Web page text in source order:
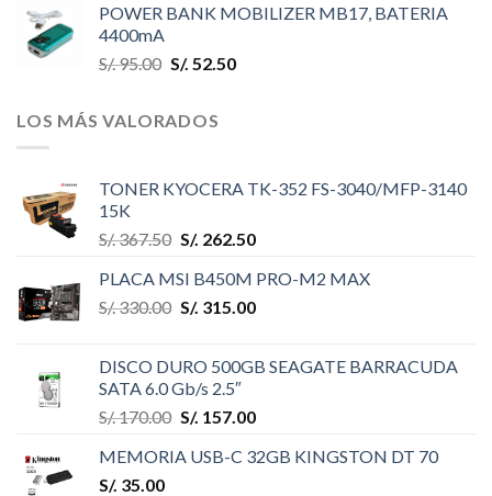
POWER BANK MOBILIZER MB17, BATERIA
4400mA
S/.95.00 S/. 52.50
LOS MÁS VALORADOS
TONER KYOCERA TK-352 FS-3040/MFP-3140
15K
S/.367.50 S/. 262.50
PLACA MSI B450M PRO-M2 MAX
S/.330.00 S/. 315.00
DISCO DURO 500GB SEAGATE BARRACUDA
SATA 6.0 Gb/s 2.5″
S/.170.00 S/. 157.00
MEMORIA USB-C 32GB KINGSTON DT 70
S/. 35.00